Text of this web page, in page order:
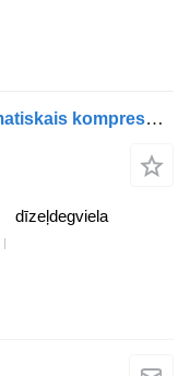
Knorr-Bremse A0011308215 pneimatiskais kompresors paredzēts Mercedes-Benz Actros MP4 Antos Arocs (2012-) kravas automašīnas
dīzeļdegviela